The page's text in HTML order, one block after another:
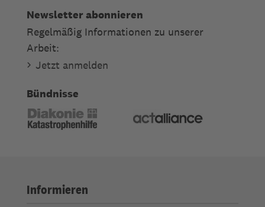
Newsletter abonnieren
Regelmäßig Informationen zu unserer
Arbeit:
Jetzt anmelden
Bündnisse
Informieren